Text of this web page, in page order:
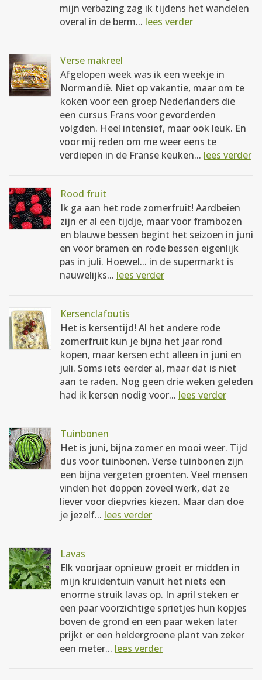
mijn verbazing zag ik tijdens het wandelen
overal in de berm... lees verder
Verse makreel
Afgelopen week was ik een weekje in
Normandië. Niet op vakantie, maar om te
koken voor een groep Nederlanders die
een cursus Frans voor gevorderden
volgden. Heel intensief, maar ook leuk. En
voor mij reden om me weer eens te
verdiepen in de Franse keuken... lees verder
Rood fruit
Ik ga aan het rode zomerfruit! Aardbeien
zijn er al een tijdje, maar voor frambozen
en blauwe bessen begint het seizoen in juni
en voor bramen en rode bessen eigenlijk
pas in juli. Hoewel... in de supermarkt is
nauwelijks... lees verder
Kersenclafoutis
Het is kersentijd! Al het andere rode
zomerfruit kun je bijna het jaar rond
kopen, maar kersen echt alleen in juni en
juli. Soms iets eerder al, maar dat is niet
aan te raden. Nog geen drie weken geleden
had ik kersen nodig voor... lees verder
Tuinbonen
Het is juni, bijna zomer en mooi weer. Tijd
dus voor tuinbonen. Verse tuinbonen zijn
een bijna vergeten groenten. Veel mensen
vinden het doppen zoveel werk, dat ze
liever voor diepvries kiezen. Maar dan doe
je jezelf... lees verder
Lavas
Elk voorjaar opnieuw groeit er midden in
mijn kruidentuin vanuit het niets een
enorme struik lavas op. In april steken er
een paar voorzichtige sprietjes hun kopjes
boven de grond en een paar weken later
prijkt er een heldergroene plant van zeker
een meter... lees verder